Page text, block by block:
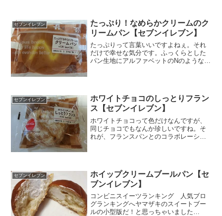
セブンイレブン
たっぷり！なめらかクリームのク
リームパン【セブンイレブン】
たっぷりって言葉いいですよねぇ。それ
だけで幸せな気分です。ふっくらとした
パン生地にアルファベットのNのようなク
セブンイレブン
ホワイトチョコのしっとりフラン
ス【セブンイレブン】
ホワイトチョコって色だけなんですが、
同じチョコでもなんか珍しいですね。そ
れが、フランスパンとのコラボレーショ
セブンイレブン
ホイップクリームブールパン【セ
ブンイレブン】
コンビニスイーツランキング 人気ブロ
グランキングへヤマザキのスイートブー
ルの小型版だ！と思っちゃいました